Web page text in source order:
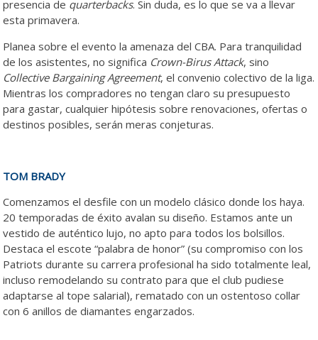
presencia de quarterbacks. Sin duda, es lo que se va a llevar
esta primavera.
Planea sobre el evento la amenaza del CBA. Para tranquilidad
de los asistentes, no significa Crown-Birus Attack, sino
Collective Bargaining Agreement, el convenio colectivo de la liga.
Mientras los compradores no tengan claro su presupuesto
para gastar, cualquier hipótesis sobre renovaciones, ofertas o
destinos posibles, serán meras conjeturas.
TOM BRADY
Comenzamos el desfile con un modelo clásico donde los haya.
20 temporadas de éxito avalan su diseño. Estamos ante un
vestido de auténtico lujo, no apto para todos los bolsillos.
Destaca el escote “palabra de honor” (su compromiso con los
Patriots durante su carrera profesional ha sido totalmente leal,
incluso remodelando su contrato para que el club pudiese
adaptarse al tope salarial), rematado con un ostentoso collar
con 6 anillos de diamantes engarzados.